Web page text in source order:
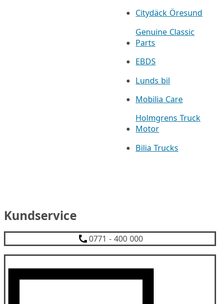
Citydäck Öresund
Genuine Classic
Parts
EBDS
Lunds bil
Mobilia Care
Holmgrens Truck
Motor
Bilia Trucks
Kundservice
0771 - 400 000